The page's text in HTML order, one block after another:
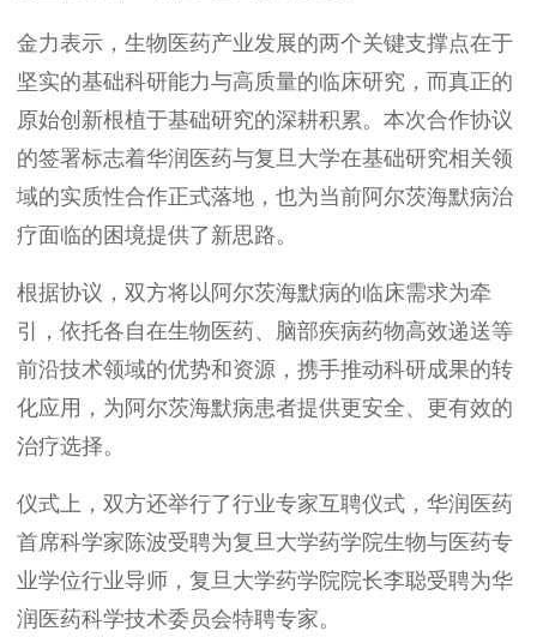
金力表示，生物医药产业发展的两个关键支撑点在于
坚实的基础科研能力与高质量的临床研究，而真正的
原始创新根植于基础研究的深耕积累。本次合作协议
的签署标志着华润医药与复旦大学在基础研究相关领
域的实质性合作正式落地，也为当前阿尔茨海默病治
疗面临的困境提供了新思路。
根据协议，双方将以阿尔茨海默病的临床需求为牵
引，依托各自在生物医药、脑部疾病药物高效递送等
前沿技术领域的优势和资源，携手推动科研成果的转
化应用，为阿尔茨海默病患者提供更安全、更有效的
治疗选择。
仪式上，双方还举行了行业专家互聘仪式，华润医药
首席科学家陈波受聘为复旦大学药学院生物与医药专
业学位行业导师，复旦大学药学院院长李聪受聘为华
润医药科学技术委员会特聘专家。